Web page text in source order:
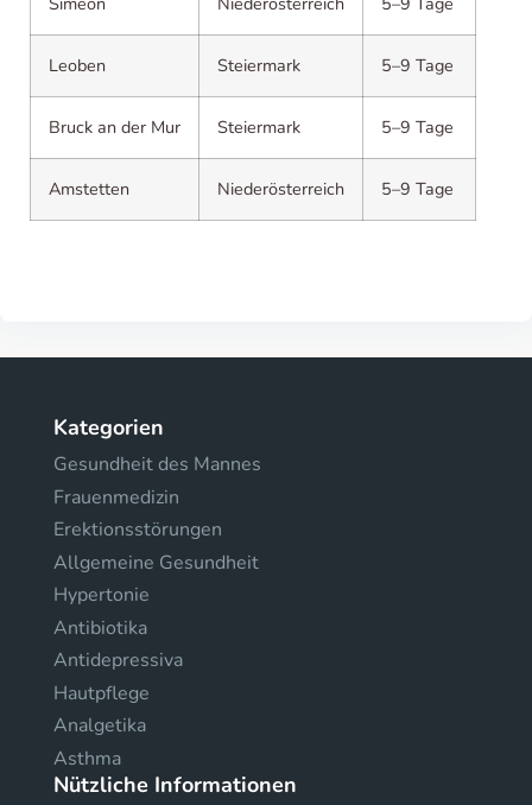
Leoben Steiermark 5–9 Tage
Bruck an der Mur Steiermark 5–9 Tage
Amstetten Niederösterreich 5–9 Tage
Kategorien
Gesundheit des Mannes
Frauenmedizin
Erektionsstörungen
Allgemeine Gesundheit
Hypertonie
Antibiotika
Antidepressiva
Hautpflege
Analgetika
Asthma
Nützliche Informationen